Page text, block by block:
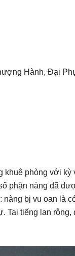
Hành, Đại
khuê phòng với kỳ
phận nàng đã
nàng bị vu oan là
Tai tiếng lan rộng,